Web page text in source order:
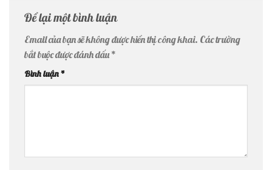
Để lại một bình luận
Email của bạn sẽ không được hiển thị công khai. Các trường
bắt buộc được đánh dấu*
Bình luận*